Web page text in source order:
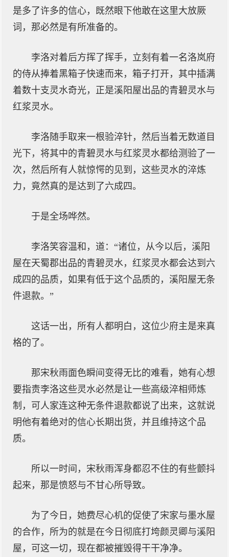
是多了许多的信心，既然眼下他敢在这里大放厥
词，那必然是有所准备的。
李洛对着后方挥了挥手，立刻有着一名洛岚府
的侍从捧着黑箱子快速而来，箱子打开，其中插满
着数十支灵水奇光，正是溪阳屋出品的青碧灵水与
红浆灵水。
李洛随手取来一根验淬针，然后当着无数道目
光下，将其中的青碧灵水与红浆灵水都给测验了一
次，然后所有人就惊愕的见到，这些灵水的淬炼
力，竟然真的是达到了六成四。
于是全场哗然。
李洛笑容温和，道：“诸位，从今以后，溪阳
屋在天蜀郡出品的青碧灵水，红浆灵水都会达到六
成四的品质，如果有低于这个品质的，溪阳屋无条
件退款。”
这话一出，所有人都明白，这位少府主是来真
格的了。
那宋秋雨面色瞬间变得无比的难看，她有心想
要指责李洛这些灵水必然是让一些高级淬相师炼
制，可人家连这种无条件退款都说了出来，这就说
明他有着绝对的信心长期出货，并且维持这个品
质。
所以一时间，宋秋雨浑身都忍不住的有些颤抖
起来，那是愤怒与不甘心所导致。
为了今日，她费尽心机的促使了宋家与墨水屋
的合作，所为的就是在今日彻底打垮颜灵卿与溪阳
屋，可这一切，现在都被摧毁得干干净净。